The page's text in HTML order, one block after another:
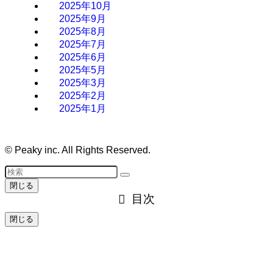
2025年10月
2025年9月
2025年8月
2025年7月
2025年6月
2025年5月
2025年3月
2025年2月
2025年1月
© Peaky inc. All Rights Reserved.
閉じる
目次
閉じる